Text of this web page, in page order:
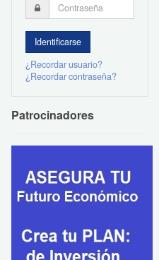
¿Recordar usuario?
¿Recordar contraseña?
Patrocinadores